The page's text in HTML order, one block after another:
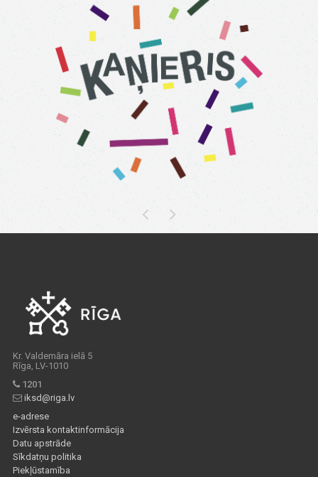
Kr. Valdemāra ielā 5
Rīga, LV-1010
1201
iksd@riga.lv
e-adrese
Izvērsta kontaktinformācija
Datu apstrāde
Sīkdatņu politika
Piekļūstamība